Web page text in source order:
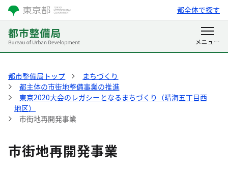
都全体で探す
都市整備局トップ
まちづくり
都主体の市街地整備事業の推進
東京2020大会のレガシーとなるまちづくり（晴海五丁目西
地区）
市街地再開発事業
市街地再開発事業